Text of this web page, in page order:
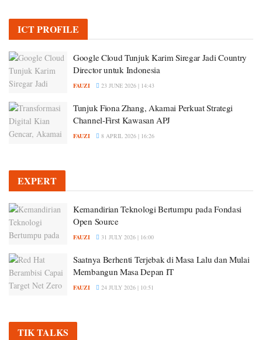
ICT PROFILE
Google Cloud Tunjuk Karim Siregar Jadi Country
Director untuk Indonesia
FAUZI 23 JUNE 2026 | 14:43
Tunjuk Fiona Zhang, Akamai Perkuat Strategi
Channel-First Kawasan APJ
FAUZI 8 APRIL 2026 | 16:26
EXPERT
Kemandirian Teknologi Bertumpu pada Fondasi
Open Source
FAUZI 31 JULY 2026 | 16:00
Saatnya Berhenti Terjebak di Masa Lalu dan Mulai
Membangun Masa Depan IT
FAUZI 24 JULY 2026 | 10:51
TIK TALKS